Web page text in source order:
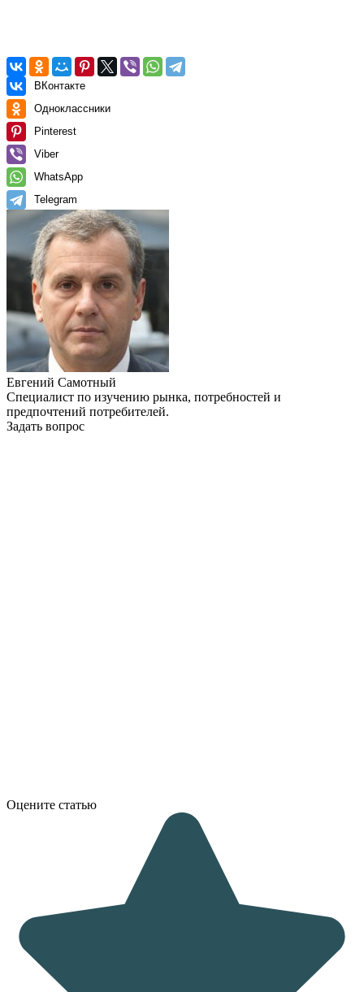
ВКонтакте
Одноклассники
Pinterest
Viber
WhatsApp
Telegram
Евгений Самотный
Специалист по изучению рынка, потребностей и
предпочтений потребителей.
Задать вопрос
Оцените статью